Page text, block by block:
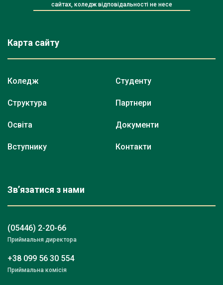
сайтах, коледж відповідальності не несе
Карта сайту
Коледж
Структура
Освіта
Вступнику
Студенту
Партнери
Документи
Контакти
Зв’язатися з нами
(05446) 2-20-66
Приймальня директора
+38 099 56 30 554
Приймальна комісія